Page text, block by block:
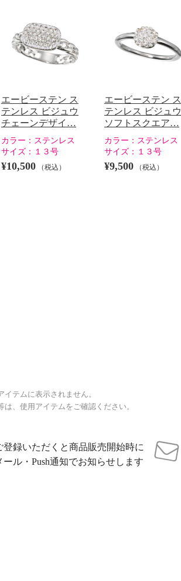
エービーステン ス
テンレス ビジュウ
チェーンデザイ…
カラー： ステンレス
サイズ： １３号
¥10,500 （税込）
エービーステン ス
テンレス ビジュウ
ソフトスクエア…
カラー： ステンレス
サイズ： １３号
¥9,500 （税込）
テムに表示されません。
、使用アイテムをご確認ください。
登録いただくと商品販売開始時に
ール・Push通知でお知らせします